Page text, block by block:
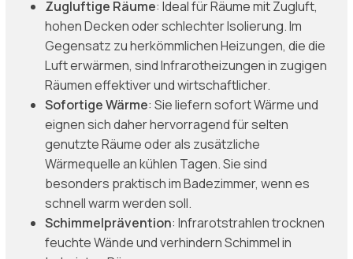
Zugluftige Räume: Ideal für Räume mit Zugluft,
hohen Decken oder schlechter Isolierung. Im
Gegensatz zu herkömmlichen Heizungen, die die
Luft erwärmen, sind Infrarotheizungen in zugigen
Räumen effektiver und wirtschaftlicher.
Sofortige Wärme: Sie liefern sofort Wärme und
eignen sich daher hervorragend für selten
genutzte Räume oder als zusätzliche
Wärmequelle an kühlen Tagen. Sie sind
besonders praktisch im Badezimmer, wenn es
schnell warm werden soll.
Schimmelprävention: Infrarotstrahlen trocknen
feuchte Wände und verhindern Schimmel in